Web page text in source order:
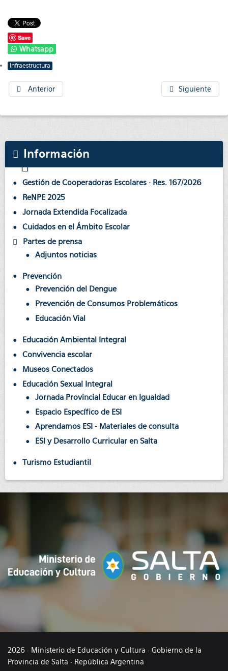
Save
Whatsapp
Infraestructura
Anterior Siguiente
Información
Gestión de Cooperadoras Escolares · Res. 167/2026
ReNPE 2025
Jornada Extendida Focalizada
Cuidados en el Ámbito Escolar
Partes de prensa
Adjuntos noticias
Prevención
Prevención del Dengue
Prevención de Consumos Problemáticos
Educación Vial
Educación Ambiental Integral
Convivencia escolar
Museos Conectados
Educación Sexual Integral
Jornada Provincial Educar en Igualdad
Espacio Específico de ESI
Aprendamos ESI - Materiales de consulta
ESI y Desarrollo Curricular en Salta
Turismo Estudiantil
2026 · Ministerio de Educación y Cultura · Gobierno de la
Provincia de Salta · República Argentina